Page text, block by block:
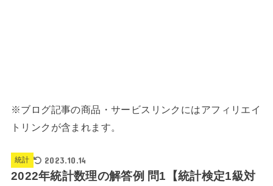
※ブログ記事の商品・サービスリンクにはアフィリエイ
トリンクが含まれます。
統計 2023.10.14
2022年統計数理の解答例 問1【統計検定1級対